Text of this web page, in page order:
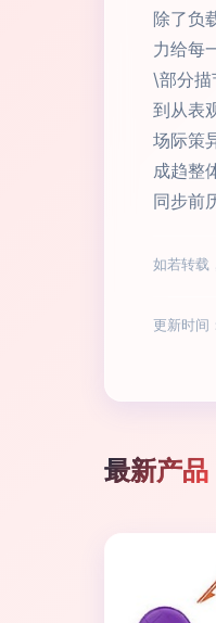
除了负
力给每
\部分描
到从表
场际策
成趋整
同步前
如若转
更新时
最新产品